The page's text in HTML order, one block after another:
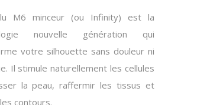
M6 minceur (ou Infinity) est la
nouvelle génération qui
votre silhouette sans douleur ni
Il stimule naturellement les cellules
la peau, raffermir les tissus et
contours.